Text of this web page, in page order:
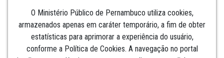
O Ministério Público de Pernambuco utiliza cookies,
armazenados apenas em caráter temporário, a fim de obter
estatísticas para aprimorar a experiência do usuário,
conforme a Política de Cookies. A navegação no portal
Institucional